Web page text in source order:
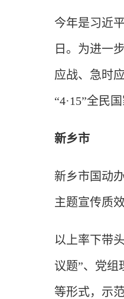
今年是习近
日。为进一
应战、急时
“4·15”全民
新乡市
新乡市国动
主题宣传质效
以上率下带
议题”、党组
等形式，示